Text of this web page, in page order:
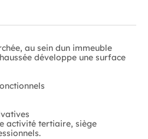
au sein dun immeuble
développe une surface
activité tertiaire, siège